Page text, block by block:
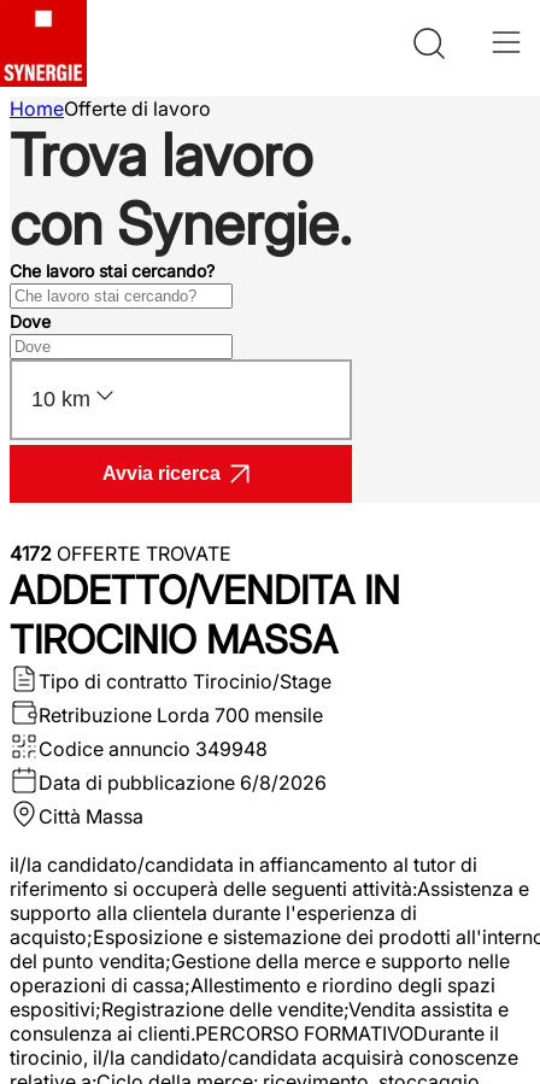
HomeOfferte di lavoro
Trova lavoro
con Synergie.
Che lavoro stai cercando?
Dove
10 km
Avvia ricerca
4172 OFFERTE TROVATE
ADDETTO/VENDITA IN
TIROCINIO MASSA
Tipo di contratto Tirocinio/Stage
Retribuzione Lorda 700 mensile
Codice annuncio 349948
Data di pubblicazione 6/8/2026
Città Massa
il/la candidato/candidata in affiancamento al tutor di
riferimento si occuperà delle seguenti attività:Assistenza e
supporto alla clientela durante l'esperienza di
acquisto;Esposizione e sistemazione dei prodotti
del punto vendita;Gestione della merce e supporto nelle
operazioni di cassa;Allestimento e riordino degli spazi
espositivi;Registrazione delle vendite;Vendita assistita e
consulenza ai clienti.PERCORSO FORMATIVODurante il
tirocinio, il/la candidato/candidata acquisirà conoscenze